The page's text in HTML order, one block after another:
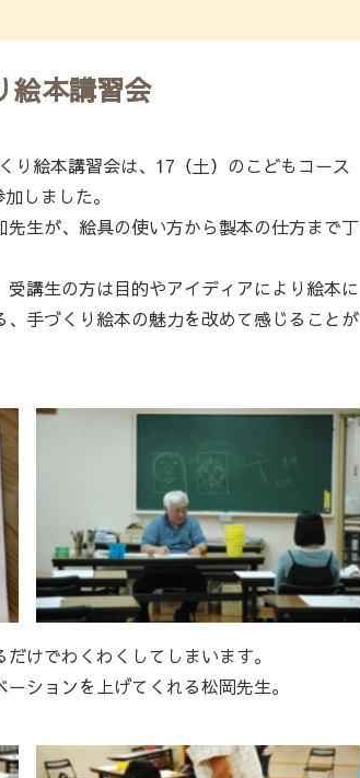
絵本講習会
り絵本講習会は、17（土）のこどもコース
しました。
生が、絵具の使い方から製本の仕方まで丁
講生の方は目的やアイディアにより絵本に
手づくり絵本の魅力を改めて感じることが
けでわくわくしてしまいます。
ションを上げてくれる松岡先生。